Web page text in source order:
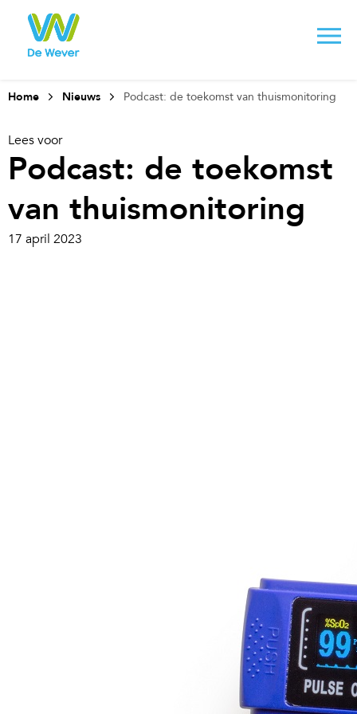
Home Nieuws Podcast: de toekomst van thuismonitoring
Lees voor
Podcast: de toekomst
van thuismonitoring
17 april 2023